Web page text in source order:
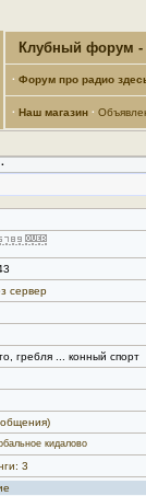
Клубный форум -
· Форум про радио
· Наш магазин ·
·
сервер
гребля ... конный спорт
кидалово
3